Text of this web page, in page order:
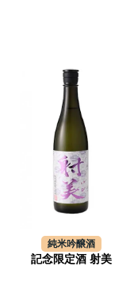
純米吟醸酒
記念限定酒 射美